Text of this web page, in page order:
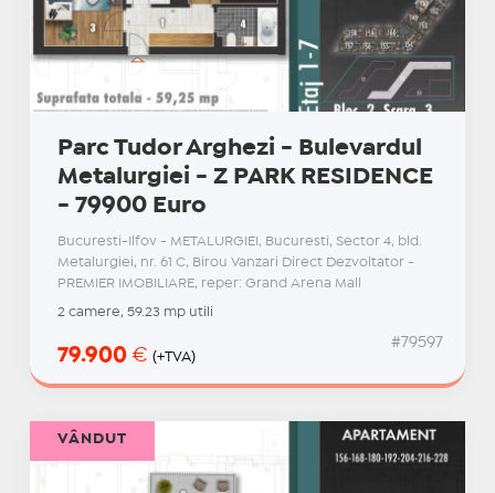
Parc Tudor Arghezi - Bulevardul
Metalurgiei - Z PARK RESIDENCE
- 79900 Euro
Bucuresti-Ilfov - METALURGIEI, Bucuresti, Sector 4, bld.
Metalurgiei, nr. 61 C, Birou Vanzari Direct Dezvoltator -
PREMIER IMOBILIARE, reper: Grand Arena Mall
2 camere, 59.23 mp utili
79.900 € (+TVA)
#79597
VÂNDUT